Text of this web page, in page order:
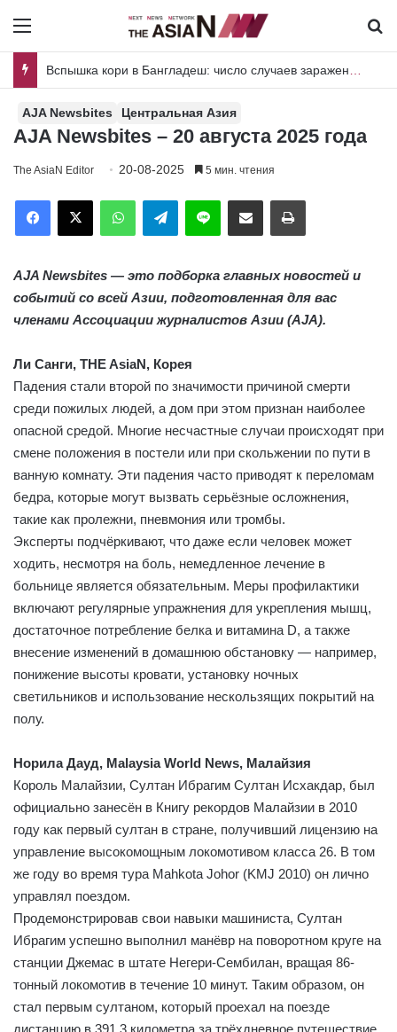
Menu
Пакистан и Шри-Ланка объединяют усилия для совместных исследований вредителей риса и плодовых культур
AJA Newsbites Центральная Азия
AJA Newsbites – 20 августа 2025 года
The AsiaN Editor 20-08-2025 5 мин. чтения
FacebookX WhatsAppTelegramLine Отправить по имейл Печать
AJA Newsbites — это подборка главных новостей и
событий со всей Азии, подготовленная для вас
членами Ассоциации журналистов Азии (AJA).
Ли Санги, THE AsiaN, Корея
Падения стали второй по значимости причиной смерти
среди пожилых людей, а дом при этом признан наиболее
опасной средой. Многие несчастные случаи происходят при
смене положения в постели или при скольжении по пути в
ванную комнату. Эти падения часто приводят к переломам
бедра, которые могут вызвать серьёзные осложнения,
такие как пролежни, пневмония или тромбы.
Эксперты подчёркивают, что даже если человек может
ходить, несмотря на боль, немедленное лечение в
больнице является обязательным. Меры профилактики
включают регулярные упражнения для укрепления мышц,
достаточное потребление белка и витамина D, а также
внесение изменений в домашнюю обстановку — например,
понижение высоты кровати, установку ночных
светильников и использование нескользящих покрытий на
полу.
Норила Дауд, Malaysia World News, Малайзия
Король Малайзии, Султан Ибрагим Султан Исхакдар, был
официально занесён в Книгу рекордов Малайзии в 2010
году как первый султан в стране, получивший лицензию на
управление высокомощным локомотивом класса 26. В том
же году во время тура Mahkota Johor (KMJ 2010) он лично
управлял поездом.
Продемонстрировав свои навыки машиниста, Султан
Ибрагим успешно выполнил манёвр на поворотном круге на
станции Джемас в штате Негери-Сембилан, вращая 86-
тонный локомотив в течение 10 минут. Таким образом, он
стал первым султаном, который проехал на поезде
дистанцию в 391,3 километра за трёхдневное путешествие.